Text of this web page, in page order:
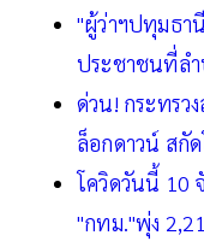
"ผู้ว่าฯปทุมธา
ประชาชนที่ลำ
ด่วน! กระทรว
ล็อกดาวน์ สกั
โควิดวันนี้ 10
"กทม."พุ่ง